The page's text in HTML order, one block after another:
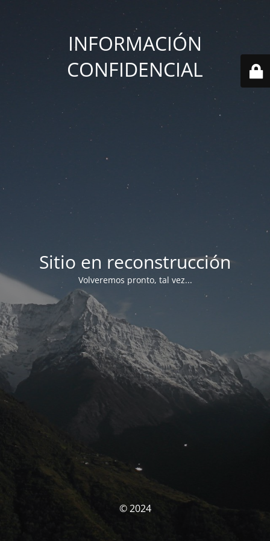
INFORMACIÓN
CONFIDENCIAL
Sitio en reconstrucción
Volveremos pronto, tal vez...
© 2024